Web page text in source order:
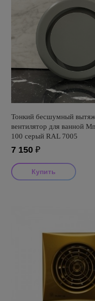
Тонкий бесшумный
вентилятор для ванной
100 серый RAL 7005
7 150₽